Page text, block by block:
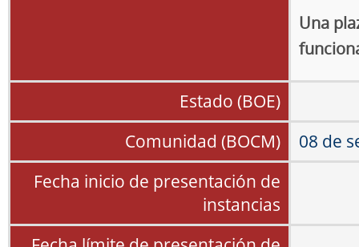
Una
Estado (BOE)
Comunidad (BOCM)
08 de
Fecha inicio de presentación de
instancias